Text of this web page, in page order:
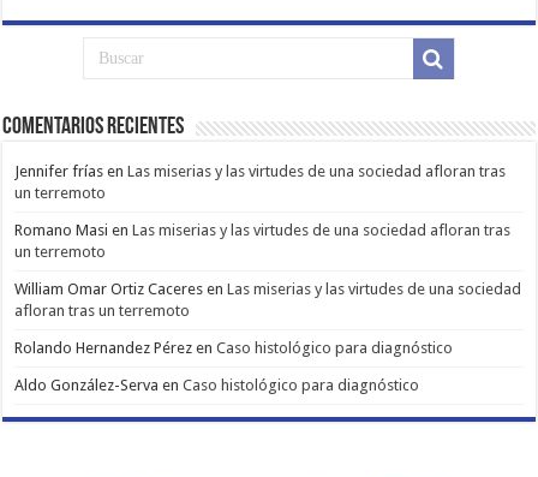
Comentarios Recientes
Jennifer frías enLas miserias y las virtudes de una sociedad afloran tras
un terremoto
Romano Masi enLas miserias y las virtudes de una sociedad afloran tras
un terremoto
William Omar Ortiz Caceres enLas miserias y las virtudes de una sociedad
afloran tras un terremoto
Rolando Hernandez Pérez enCaso histológico para diagnóstico
Aldo González-Serva enCaso histológico para diagnóstico